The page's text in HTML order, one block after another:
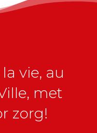
vie, au
met
zorg!